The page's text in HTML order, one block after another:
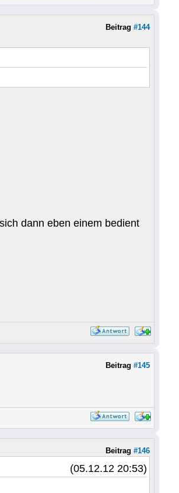
Beitrag #144
dann eben einem bedient
Beitrag #145
Beitrag #146
(05.12.12 20:53)